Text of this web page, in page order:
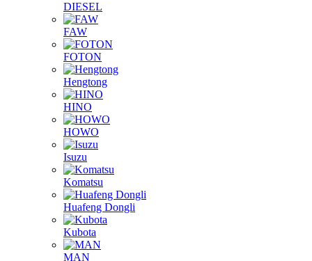
DIESEL
FAW
FOTON
Hengtong
HINO
HOWO
Isuzu
Komatsu
Huafeng Dongli
Kubota
MAN